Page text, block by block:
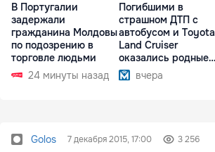
В Португалии
задержали
гражданина Молдовы
по подозрению в
торговле людьми
24 минуты назад
Погибшими в
страшном ДТП с
автобусом и Toyota
Land Cruiser
оказались родные
братьявчера
Golos 7 декабря 2015, 17:00 3 256